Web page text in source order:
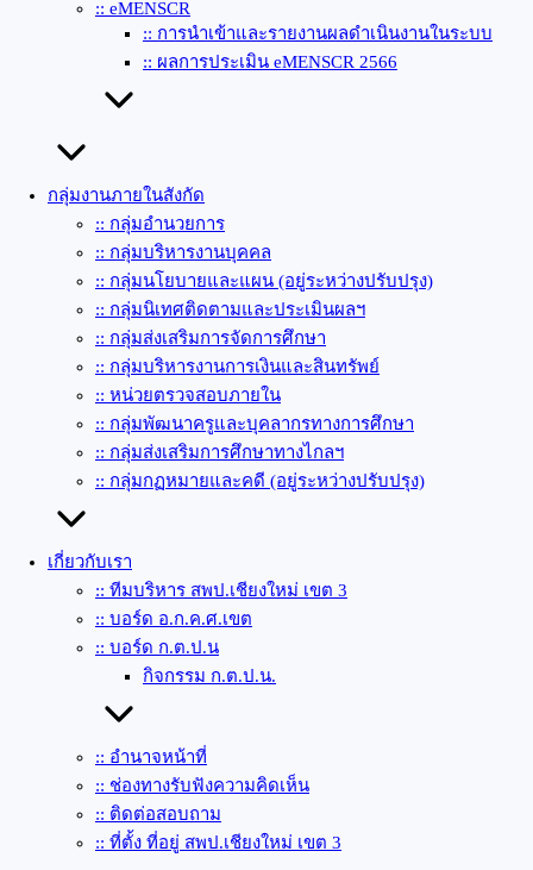
:: eMENSCR
:: การนำเข้าและรายงานผลดำเนินงานในระบบ
:: ผลการประเมิน eMENSCR 2566
กลุ่มงานภายในสังกัด
:: กลุ่มอำนวยการ
:: กลุ่มบริหารงานบุคคล
:: กลุ่มนโยบายและแผน (อยู่ระหว่างปรับปรุง)
:: กลุ่มนิเทศติดตามและประเมินผลฯ
:: กลุ่มส่งเสริมการจัดการศึกษา
:: กลุ่มบริหารงานการเงินและสินทรัพย์
:: หน่วยตรวจสอบภายใน
:: กลุ่มพัฒนาครูและบุคลากรทางการศึกษา
:: กลุ่มส่งเสริมการศึกษาทางไกลฯ
:: กลุ่มกฏหมายและคดี (อยู่ระหว่างปรับปรุง)
เกี่ยวกับเรา
:: ทีมบริหาร สพป.เชียงใหม่ เขต 3
:: บอร์ด อ.ก.ค.ศ.เขต
:: บอร์ด ก.ต.ป.น
กิจกรรม ก.ต.ป.น.
:: อำนาจหน้าที่
:: ช่องทางรับฟังความคิดเห็น
:: ติดต่อสอบถาม
:: ที่ตั้ง ที่อยู่ สพป.เชียงใหม่ เขต 3